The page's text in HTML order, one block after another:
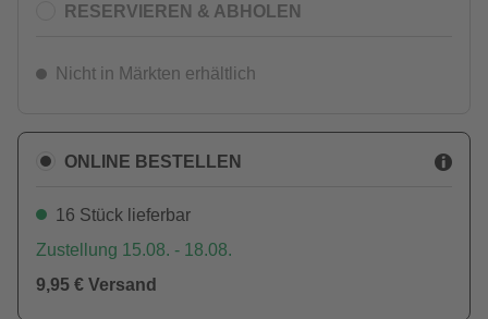
RESERVIEREN & ABHOLEN
Nicht in Märkten erhältlich
ONLINE BESTELLEN
16 Stück lieferbar
Zustellung 15.08. - 18.08.
9,95 € Versand